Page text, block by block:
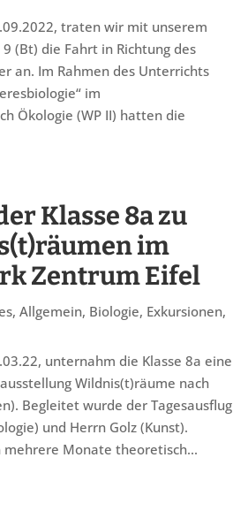
traten wir mit unserem
(Bt) die Fahrt in Richtung des
an. Im Rahmen des Unterrichts
im
Ökologie (WP II) hatten die
Klasse 8a zu
im
Zentrum Eifel
,Allgemein, Biologie, Exkursionen,
unternahm die Klasse 8a eine
Wildnis(t)räume nach
Begleitet wurde der Tagesausflug
und Herrn Golz (Kunst).
mehrere Monate theoretisch...